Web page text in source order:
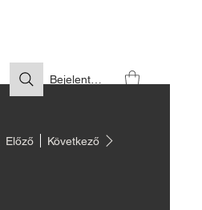
Bejelentkezés
Előző Következő